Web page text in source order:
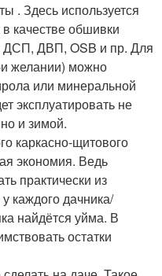
. Здесь используется
качестве обшивки
ДСП, ДВП, OSB и пр. Для
желании) можно
или минеральной
эксплуатировать не
и зимой.
каркасно-щитового
экономия. Ведь
практически из
каждого дачника/
найдётся уйма. В
остатки